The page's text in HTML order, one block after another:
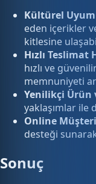
Kültürel
eden içerikler
kitlesine
Hızlı Teslimat
hızlı ve
memnuniyeti
Yenilikçi Ürün
yaklaşımlar ile
Online
desteği
Sonuç